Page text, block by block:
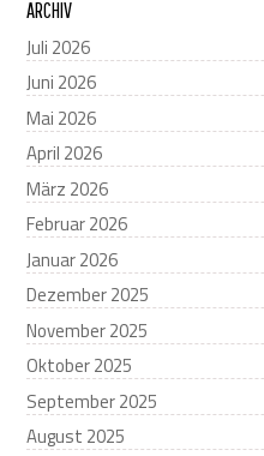
ARCHIV
Juli 2026
Juni 2026
Mai 2026
April 2026
März 2026
Februar 2026
Januar 2026
Dezember 2025
November 2025
Oktober 2025
September 2025
August 2025